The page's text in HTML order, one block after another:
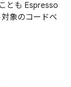
とも Espresso
象のコードベ